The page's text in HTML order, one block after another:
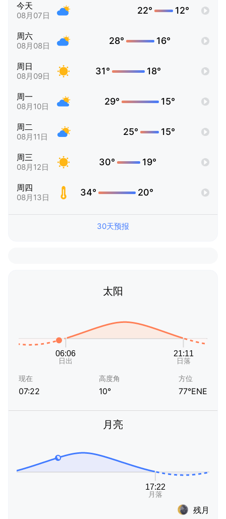
今天
08月07日 22° 12°
周六
08月08日 28° 16°
周日
08月09日 31° 18°
周一
08月10日 29° 15°
周二
08月11日 25° 15°
周三
08月12日 30° 19°
周四
08月13日 34° 20°
30天预报
太阳
现在
07:22
高度角
10°
方位
77°ENE
月亮
残月